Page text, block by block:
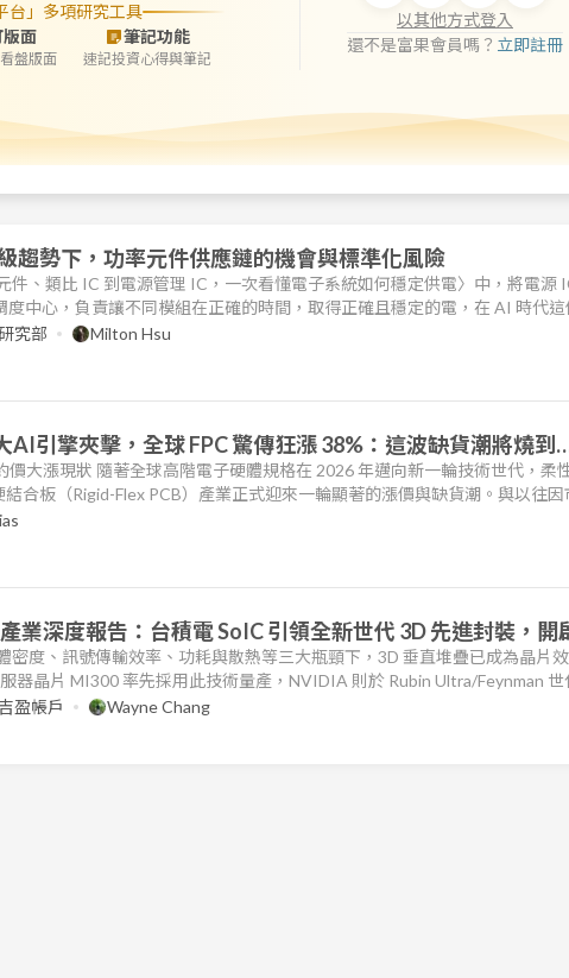
台」多項研究工具
版面
盤版面
筆記功能
速記投資心得與筆記
以其他方式登入
還不是富果會員嗎？ 立即註冊
趨勢下，功率元件供應鏈的機會與標準化風險
件、類比 IC 到電源管理 IC，一次看懂電子系統如何穩定供電〉中，將電源
度中心，負責讓不同模組在正確的時間，取得正確且穩定的電，在 AI 時代這
AI 伺服器要穩定運作，不只是 GPU 本身算力要夠，背後還需要一整套更高
究部 Milton Hsu
AI引擎夾擊，全球 FPC 驚傳狂漲 38%：這波缺貨潮將燒到
價大漲現狀 隨著全球高階電子硬體規格在 2026 年邁向新一輪技術世代，柔
合板（Rigid-Flex PCB）產業正式迎來一輪顯著的漲價與缺貨潮。與以往因
不同，本輪價格調升具備極強的剛性與結構性支撐。 根據行業最新統計，
業深度報告：台積電 SoIC 引領全新世代 3D 先進封裝，開
密度、訊號傳輸效率、功耗與散熱等三大瓶頸下，3D 垂直堆疊已成為晶片
器晶片 MI300 率先採用此技術量產，NVIDIA 則於 Rubin Ultra/Feynman 世
主地位；蘋果則因邊緣算力需求提升，且降低裝置能耗與發熱下，旗下 M 系
盈帳戶 Wayne Chang